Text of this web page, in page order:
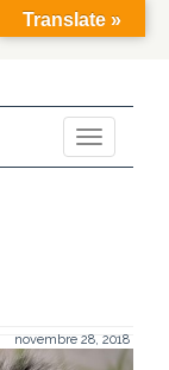
Toggle
navigation
novembre 28, 2018
Translate »